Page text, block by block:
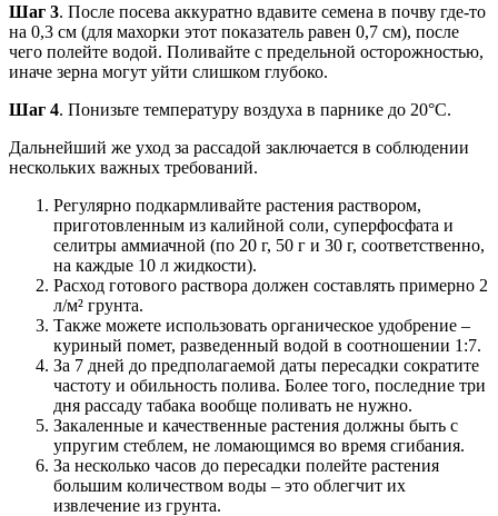
Шаг 3. После посева аккуратно вдавите семена в почву где-то
на 0,3 см (для махорки этот показатель равен 0,7 см), после
чего полейте водой. Поливайте с предельной осторожностью,
иначе зерна могут уйти слишком глубоко.
Шаг 4. Понизьте температуру воздуха в парнике до 20°С.
Дальнейший же уход за рассадой заключается в соблюдении
нескольких важных требований.
Регулярно подкармливайте растения раствором,
приготовленным из калийной соли, суперфосфата и
селитры аммиачной (по 20 г, 50 г и 30 г, соответственно,
на каждые 10 л жидкости).
Расход готового раствора должен составлять примерно 2
л/м² грунта.
Также можете использовать органическое удобрение –
куриный помет, разведенный водой в соотношении 1:7.
За 7 дней до предполагаемой даты пересадки сократите
частоту и обильность полива. Более того, последние три
дня рассаду табака вообще поливать не нужно.
Закаленные и качественные растения должны быть с
упругим стеблем, не ломающимся во время сгибания.
За несколько часов до пересадки полейте растения
большим количеством воды – это облегчит их
извлечение из грунта.